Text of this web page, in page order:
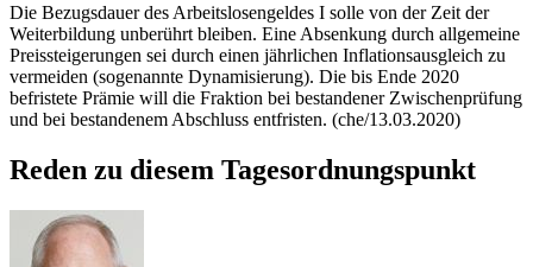
Die Bezugsdauer des Arbeitslosengeldes I solle von der Zeit der
Weiterbildung unberührt bleiben. Eine Absenkung durch allgemeine
Preissteigerungen sei durch einen jährlichen Inflationsausgleich zu
vermeiden (sogenannte Dynamisierung). Die bis Ende 2020
befristete Prämie will die Fraktion bei bestandener Zwischenprüfung
und bei bestandenem Abschluss entfristen. (che/13.03.2020)
Reden zu diesem Tagesordnungspunkt